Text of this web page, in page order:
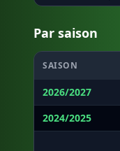
Par saison
SAISON
2026/2027
2024/2025